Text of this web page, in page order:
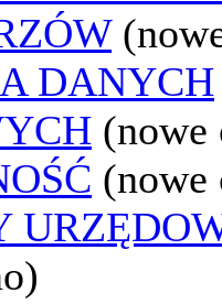
DANYCH
(nowe
(nowe